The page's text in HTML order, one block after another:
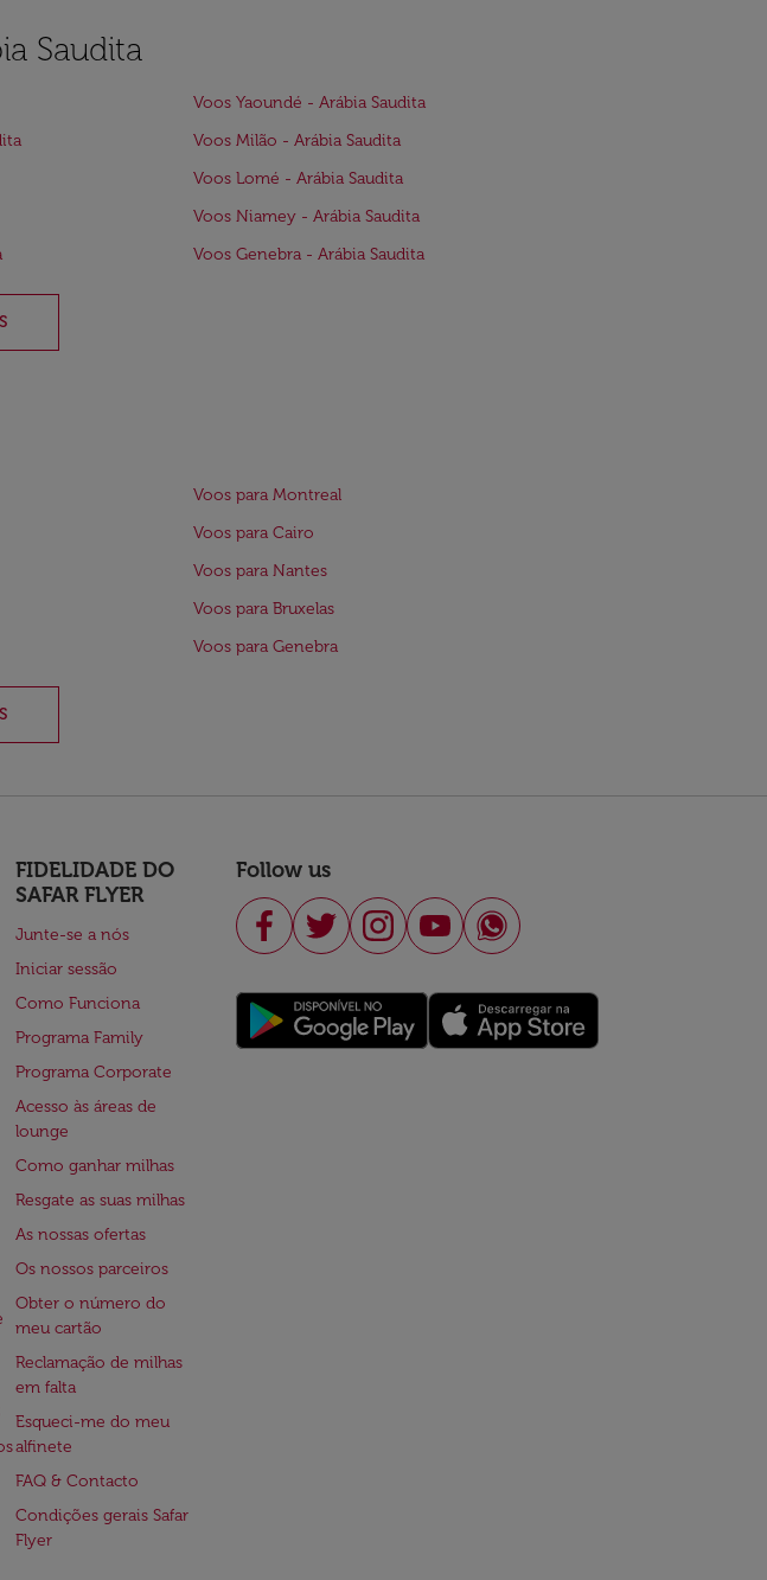
Saudita
Voos Yaoundé - Arábia Saudita
Voos Milão - Arábia Saudita
Voos Lomé - Arábia Saudita
Voos Niamey - Arábia Saudita
Voos Genebra - Arábia Saudita
Voos para Montreal
Voos para Cairo
Voos para Nantes
Voos para Bruxelas
Voos para Genebra
FIDELIDADE DO
SAFAR FLYER
Junte-se a nós
Iniciar sessão
Como Funciona
Programa Family
Programa Corporate
Acesso às áreas de
lounge
Como ganhar milhas
Resgate as suas milhas
As nossas ofertas
Os nossos parceiros
Obter o número do
meu cartão
Reclamação de milhas
em falta
Esqueci-me do meu
alfinete
FAQ & Contacto
Condições gerais Safar
Flyer
Follow us